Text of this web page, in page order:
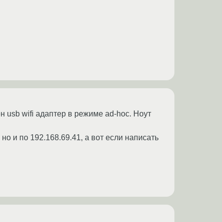
usb wifi адаптер в режиме ad-hoc. Ноут
и по 192.168.69.41, а вот если написать